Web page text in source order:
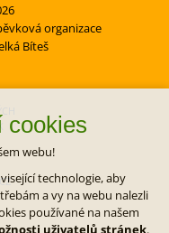
organizace
Bíteš
cookies
webu!
technologie, aby
a vy na webu nalezli
používané na našem
uživatelů stránek.